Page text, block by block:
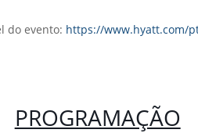
do evento: https://www.hyatt.com/
PROGRAMAÇÃO